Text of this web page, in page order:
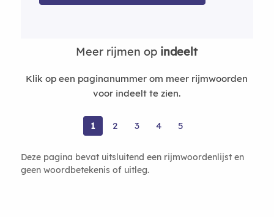
Meer rijmen op indeelt
Klik op een paginanummer om meer rijmwoorden
voor indeelt te zien.
1 2 3 4 5
Deze pagina bevat uitsluitend een rijmwoordenlijst en
geen woordbetekenis of uitleg.